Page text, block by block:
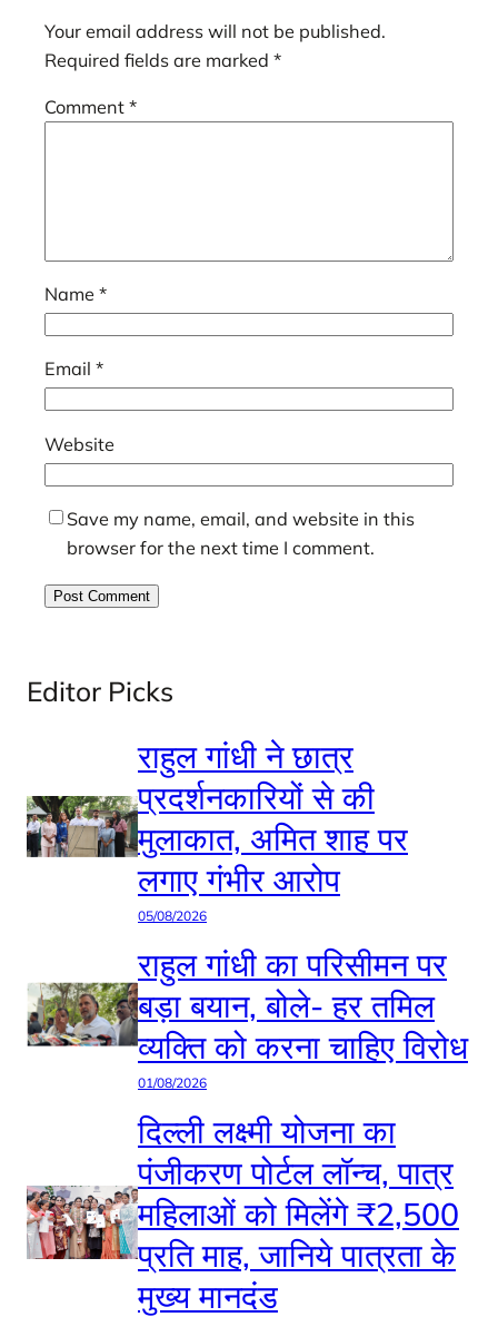
Your email address will not be published.
Required fields are marked *
Comment *
Name *
Email *
Website
Save my name, email, and website in this
browser for the next time I comment.
Editor Picks
राहुल गांधी ने छात्र
प्रदर्शनकारियों से की
मुलाकात, अमित शाह पर
लगाए गंभीर आरोप
05/08/2026
राहुल गांधी का परिसीमन पर
बड़ा बयान, बोले- हर तमिल
व्यक्ति को करना चाहिए विरोध
01/08/2026
दिल्ली लक्ष्मी योजना का
पंजीकरण पोर्टल लॉन्च, पात्र
महिलाओं को मिलेंगे ₹2,500
प्रति माह, जानिये पात्रता के
मुख्य मानदंड